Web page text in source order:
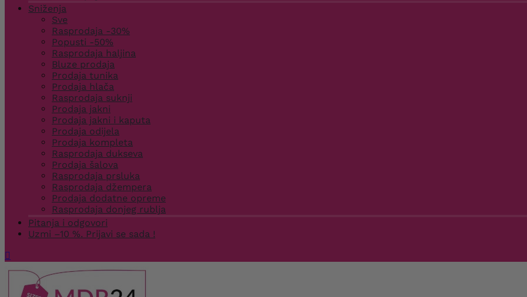
Sniženja
Sve
Rasprodaja -30%
Popusti -50%
Rasprodaja haljina
Bluze prodaja
Prodaja tunika
Prodaja hlača
Rasprodaja suknji
Prodaja jakni
Prodaja jakni i kaputa
Prodaja odijela
Prodaja kompleta
Rasprodaja dukseva
Prodaja šalova
Rasprodaja prsluka
Rasprodaja džempera
Prodaja dodatne opreme
Rasprodaja donjeg rublja
Pitanja i odgovori
Uzmi –10 %. Prijavi se sada !
